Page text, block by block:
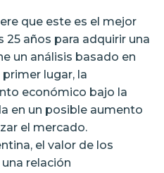
que este es el mejor
años para adquirir una
un análisis basado en
lugar, la
económico bajo la
en un posible aumento
el mercado.
el valor de los
relación